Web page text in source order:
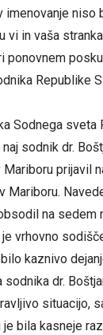
imenovanje niso
vi in vaša
ponovnem
Republike
Sodnega sveta
sodnik dr.
Mariboru prijavil
Mariboru.
na sedem
je vrhovno
kaznivo
dr.
situacijo,
bila kasneje